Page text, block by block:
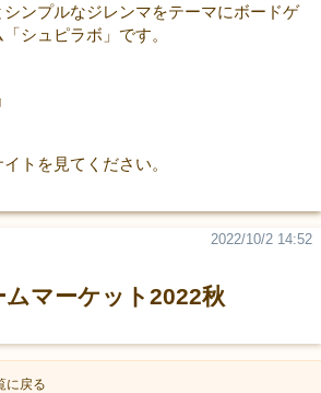
ンプルなジレンマをテーマにボードゲ
シュピラボ」です。
トを見てください。
マーケット2022秋
2022/10/2 14:52
に戻る